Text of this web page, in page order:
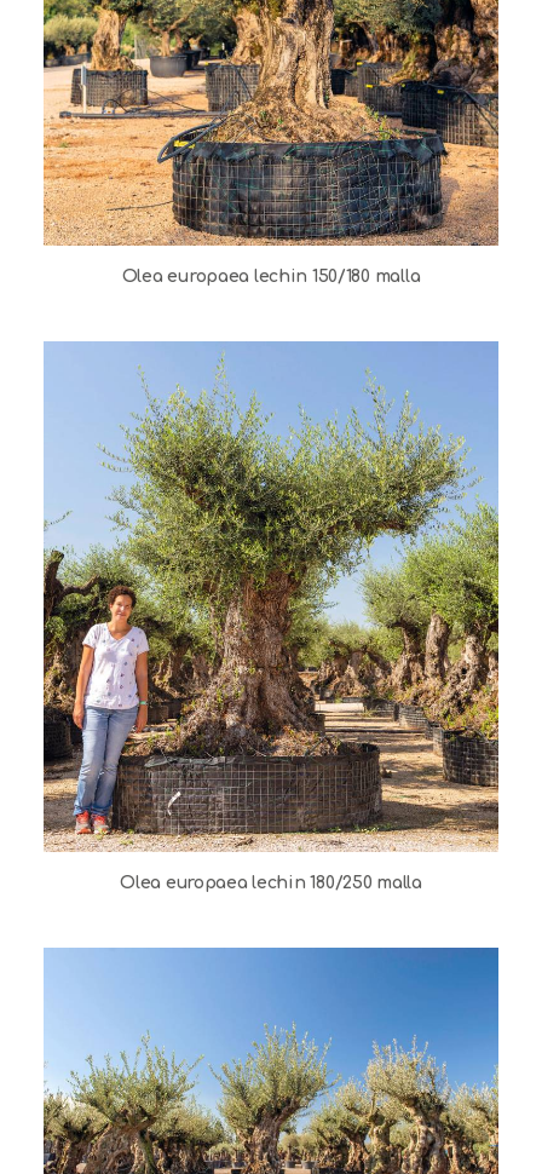
Olea europaea lechin 150/180 malla
Olea europaea lechin 180/250 malla